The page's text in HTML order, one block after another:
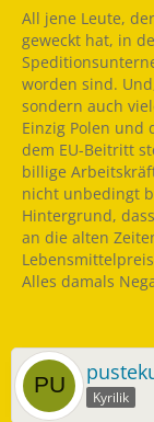
All jene Leute,
geweckt hat, in
worden sind.
sondern auch
Einzig Polen und
dem EU-Beitritt
billige
nicht unbedingt
Hintergrund,
an die alten
Alles damals
Kyrilik